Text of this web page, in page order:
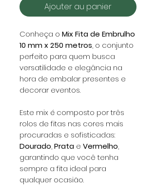
Ajouter au panier
Conheça o Mix Fita de Embrulho
10 mm x 250 metros, o conjunto
perfeito para quem busca
versatilidade e elegância na
hora de embalar presentes e
decorar eventos.
Este mix é composto por três
rolos de fitas nas cores mais
procuradas e sofisticadas:
Dourado,Prata e Vermelho,
garantindo que você tenha
sempre a fita ideal para
qualquer ocasião.